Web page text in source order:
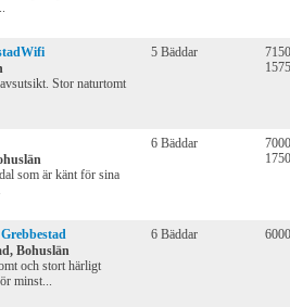
Stor naturtomt
5 Bäddar
som är känt för sina
6 Bäddar
Bohuslän
och stort härligt
minst...
6 Bäddar